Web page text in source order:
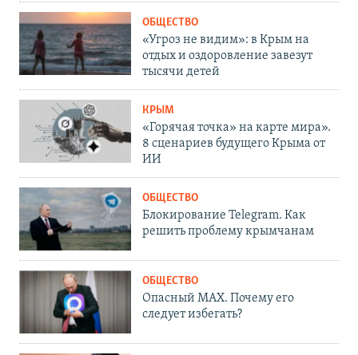
ОБЩЕСТВО
«Угроз не видим»: в Крым на
отдых и оздоровление завезут
тысячи детей
КРЫМ
«Горячая точка» на карте мира».
8 сценариев будущего Крыма от
ИИ
ОБЩЕСТВО
Блокирование Telegram. Как
решить проблему крымчанам
ОБЩЕСТВО
Опасный MAX. Почему его
следует избегать?